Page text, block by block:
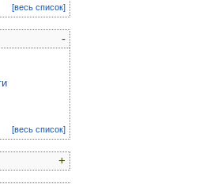
[весь список]
-
[весь список]
+